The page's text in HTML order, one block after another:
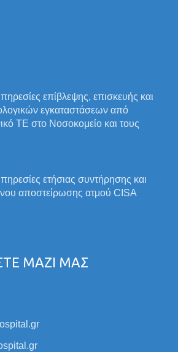
επίβλεψης, επισκευής και
εγκαταστάσεων από
ΤΕ στο Νοσοκομείο και τους
ετήσιας συντήρησης και
αποστείρωσης ατμού CISA
ΜΑΖΙ ΜΑΣ